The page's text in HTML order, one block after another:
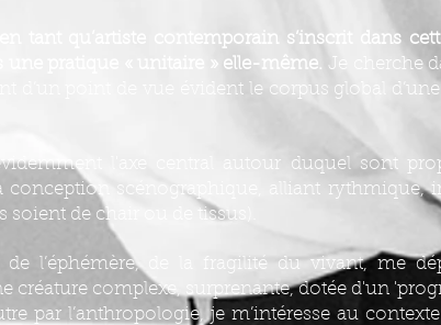
tant qu’artiste contemporain s’inscrit dans
une pratique « unitaire » elle-même. Je cherche
d’un point de vue évident le corpus global
l'axe central autour duquel sont
conception scénographique, alliant rythmique,
soient de chair ou de tissus).
de l’éphémère, de la fragilité du vivant, me
créature complexe, surprenante, dotée d'un
par l’anthropologie, je m’intéresse au